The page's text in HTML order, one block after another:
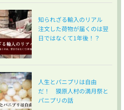
知られざる輸入のリアル
注文した荷物が届くのは翌
日ではなくて1年後！？
人生とパニプリは自由
だ！ 獏原人村の満月祭と
パニプリの話